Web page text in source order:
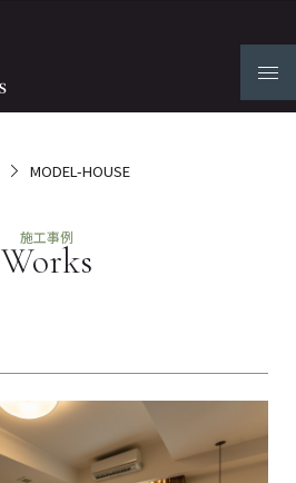
MODEL-HOUSE
施工事例
Works